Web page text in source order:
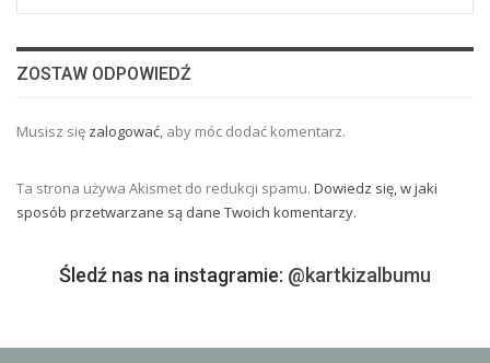
ZOSTAW ODPOWIEDŹ
Musisz się zalogować, aby móc dodać komentarz.
Ta strona używa Akismet do redukcji spamu. Dowiedz się, w jaki
sposób przetwarzane są dane Twoich komentarzy.
Śledź nas na instagramie: @kartkizalbumu